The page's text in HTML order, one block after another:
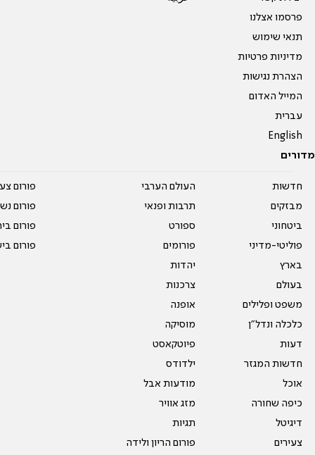
פרסמו אצלנו
תנאי שימוש
מדיניות פרטיות
הצהרת נגישות
המייל האדום
עברית
English
מדורים
חדשות
מבזקים
ביטחוני
פוליטי-מדיני
בארץ
בעולם
משפט ופלילים
כלכלה ונדל"ן
דעות
חדשות המגזר
אוכל
כיפה שחורה
דיגיטל
צעירים
העולם הערבי
תרבות ופנאי
ספורט
פורומים
יהדות
צרכנות
אופנה
מוסיקה
פיוטקאסט
ילדודס
מודעות אבל
מזג אוויר
תגיות
פורום הריון ולידה
פורום
פורום
פורום
פורום